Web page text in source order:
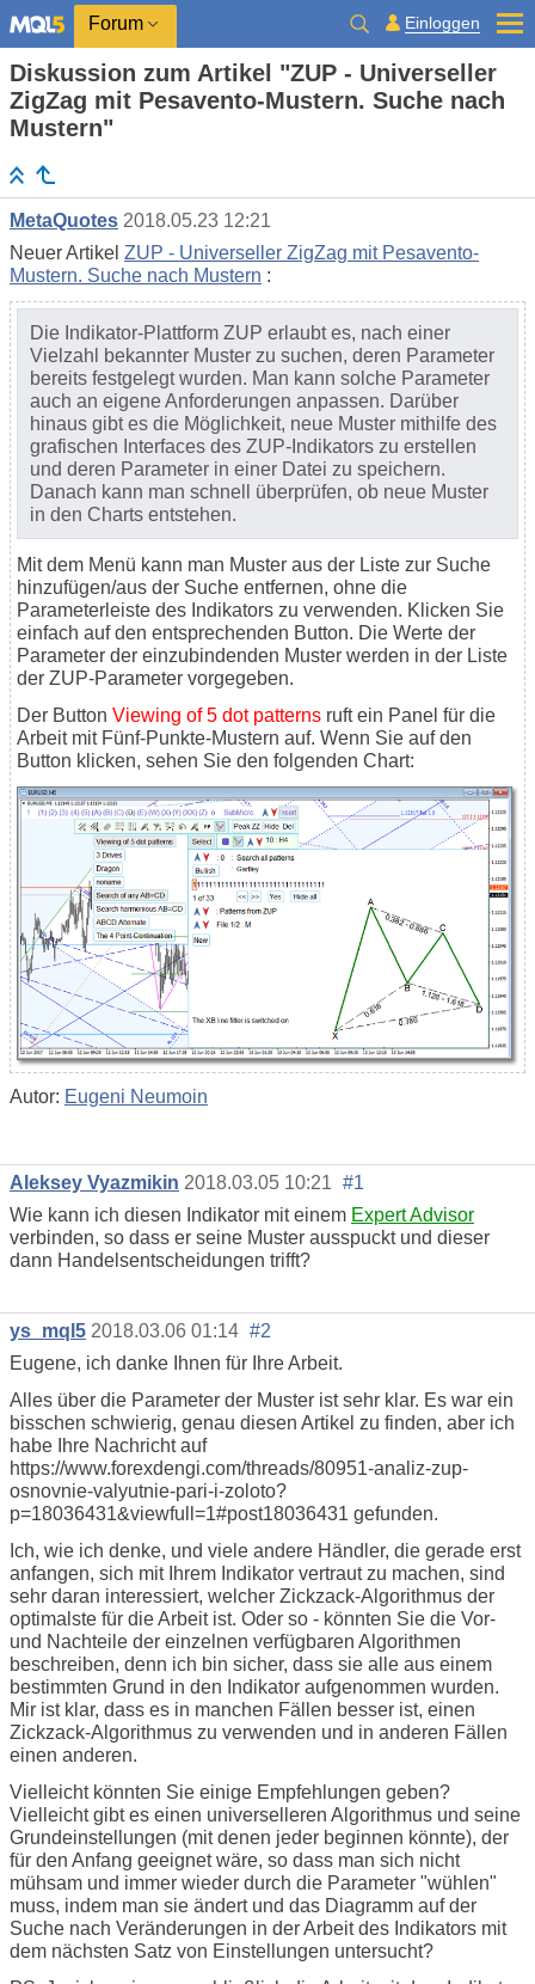
Forum Einloggen
Diskussion zum Artikel "ZUP - Universeller
ZigZag mit Pesavento-Mustern. Suche nach
Mustern"
MetaQuotes 2018.05.23 12:21
Neuer Artikel ZUP - Universeller ZigZag mit Pesavento-
Mustern. Suche nach Mustern :
Die Indikator-Plattform ZUP erlaubt es, nach einer
Vielzahl bekannter Muster zu suchen, deren Parameter
bereits festgelegt wurden. Man kann solche Parameter
auch an eigene Anforderungen anpassen. Darüber
hinaus gibt es die Möglichkeit, neue Muster mithilfe des
grafischen Interfaces des ZUP-Indikators zu erstellen
und deren Parameter in einer Datei zu speichern.
Danach kann man schnell überprüfen, ob neue Muster
in den Charts entstehen.
Mit dem Menü kann man Muster aus der Liste zur Suche
hinzufügen/aus der Suche entfernen, ohne die
Parameterleiste des Indikators zu verwenden. Klicken Sie
einfach auf den entsprechenden Button. Die Werte der
Parameter der einzubindenden Muster werden in der Liste
der ZUP-Parameter vorgegeben.
Der Button Viewing of 5 dot patterns ruft ein Panel für die
Arbeit mit Fünf-Punkte-Mustern auf. Wenn Sie auf den
Button klicken, sehen Sie den folgenden Chart:
Autor: Eugeni Neumoin
Aleksey Vyazmikin 2018.03.05 10:21 #1
Wie kann ich diesen Indikator mit einem Expert Advisor
verbinden, so dass er seine Muster ausspuckt und dieser
dann Handelsentscheidungen trifft?
ys_mql5 2018.03.06 01:14 #2
Eugene, ich danke Ihnen für Ihre Arbeit.
Alles über die Parameter der Muster ist sehr klar. Es war ein
bisschen schwierig, genau diesen Artikel zu finden, aber ich
habe Ihre Nachricht auf
https://www.forexdengi.com/threads/80951-analiz-zup-
osnovnie-valyutnie-pari-i-zoloto?
p=18036431&viewfull=1#post18036431 gefunden.
Ich, wie ich denke, und viele andere Händler, die gerade erst
anfangen, sich mit Ihrem Indikator vertraut zu machen, sind
sehr daran interessiert, welcher Zickzack-Algorithmus der
optimalste für die Arbeit ist. Oder so - könnten Sie die Vor-
und Nachteile der einzelnen verfügbaren Algorithmen
beschreiben, denn ich bin sicher, dass sie alle aus einem
bestimmten Grund in den Indikator aufgenommen wurden.
Mir ist klar, dass es in manchen Fällen besser ist, einen
Zickzack-Algorithmus zu verwenden und in anderen Fällen
einen anderen.
Vielleicht könnten Sie einige Empfehlungen geben?
Vielleicht gibt es einen universelleren Algorithmus und seine
Grundeinstellungen (mit denen jeder beginnen könnte), der
für den Anfang geeignet wäre, so dass man sich nicht
mühsam und immer wieder durch die Parameter "wühlen"
muss, indem man sie ändert und das Diagramm auf der
Suche nach Veränderungen in der Arbeit des Indikators mit
dem nächsten Satz von Einstellungen untersucht?